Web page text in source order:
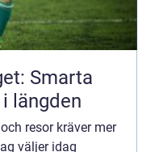
Smarta
längden
resor kräver mer
väljer idag